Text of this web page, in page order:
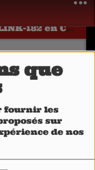
que
fournir les
sur
de nos
182 en Concert
en